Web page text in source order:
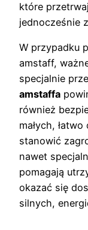
które
jednocześnie
W przypadku
amstaff,
specjalnie
amstaffa
również
małych,
stanowić
nawet
pomagają
okazać się
silnych,